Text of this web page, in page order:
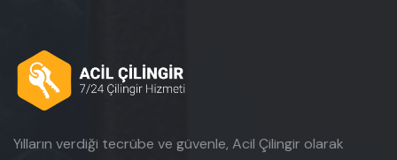
Yılların verdiği tecrübe ve güvenle, Acil Çilingir olarak